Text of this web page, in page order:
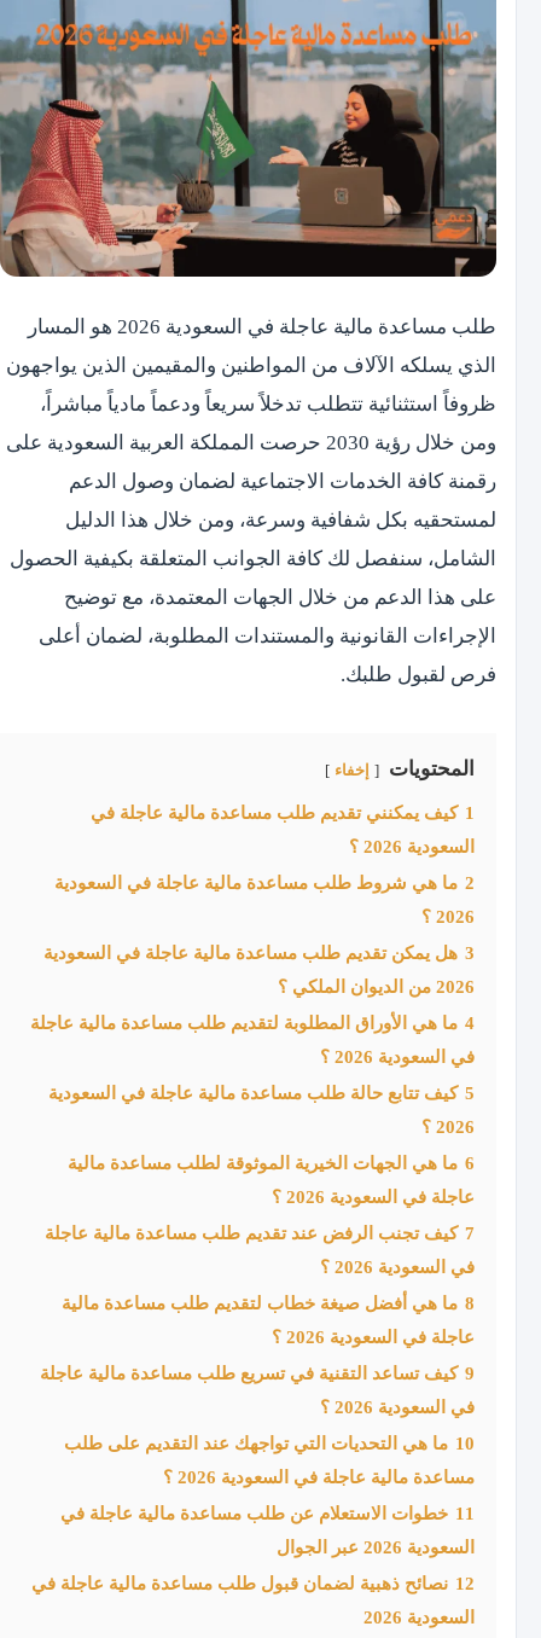
طلب مساعدة مالية عاجلة في السعودية 2026 هو المسار
الذي يسلكه الآلاف من المواطنين والمقيمين الذين يواجهون
ظروفاً استثنائية تتطلب تدخلاً سريعاً ودعماً مادياً مباشراً،
ومن خلال رؤية 2030 حرصت المملكة العربية السعودية على
رقمنة كافة الخدمات الاجتماعية لضمان وصول الدعم
لمستحقيه بكل شفافية وسرعة، ومن خلال هذا الدليل
الشامل، سنفصل لك كافة الجوانب المتعلقة بكيفية الحصول
على هذا الدعم من خلال الجهات المعتمدة، مع توضيح
الإجراءات القانونية والمستندات المطلوبة، لضمان أعلى
فرص لقبول طلبك.
المحتويات إخفاء
1 كيف يمكنني تقديم طلب مساعدة مالية عاجلة في
السعودية 2026 ؟
2 ما هي شروط طلب مساعدة مالية عاجلة في السعودية
2026 ؟
3 هل يمكن تقديم طلب مساعدة مالية عاجلة في السعودية
2026 من الديوان الملكي ؟
4 ما هي الأوراق المطلوبة لتقديم طلب مساعدة مالية عاجلة
في السعودية 2026 ؟
5 كيف تتابع حالة طلب مساعدة مالية عاجلة في السعودية
2026 ؟
6 ما هي الجهات الخيرية الموثوقة لطلب مساعدة مالية
عاجلة في السعودية 2026 ؟
7 كيف تجنب الرفض عند تقديم طلب مساعدة مالية عاجلة
في السعودية 2026 ؟
8 ما هي أفضل صيغة خطاب لتقديم طلب مساعدة مالية
عاجلة في السعودية 2026 ؟
9 كيف تساعد التقنية في تسريع طلب مساعدة مالية عاجلة
في السعودية 2026 ؟
10 ما هي التحديات التي تواجهك عند التقديم على طلب
مساعدة مالية عاجلة في السعودية 2026 ؟
11 خطوات الاستعلام عن طلب مساعدة مالية عاجلة في
السعودية 2026 عبر الجوال
12 نصائح ذهبية لضمان قبول طلب مساعدة مالية عاجلة في
السعودية 2026